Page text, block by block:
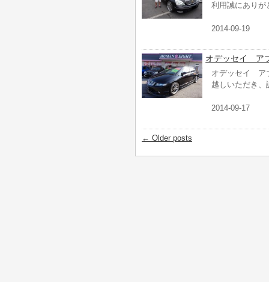
利用誠にありが
2014-09-19
オデッセイ ア
オデッセイ ア
越しいただき
2014-09-17
← Older posts